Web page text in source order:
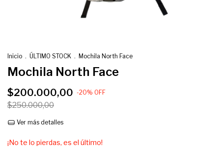
Inicio . ÚLTIMO STOCK . Mochila North Face
Mochila North Face
$200.000,00 -20% OFF
$250.000,00
Ver más detalles
¡No te lo pierdas, es el último!